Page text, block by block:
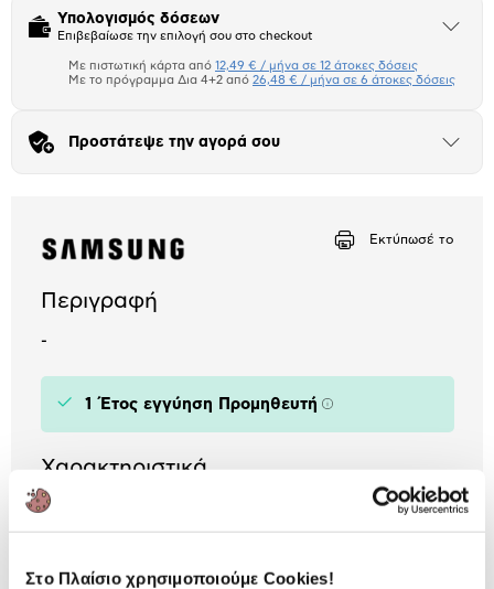
Στο Πλαίσιο χρησιμοποιούμε Cookies!
Υπολογισμός δόσεων
Επιβεβαίωσε την επιλογή σου στο checkout
Άνοιξε
Πιστωτική κάρτα
Με πιστωτική κάρτα από 12,49 € / μήνα σε 12 άτοκες δόσεις
Με το πρόγραμμα Δια 4+2 από 26,48 € / μήνα σε 6 άτοκες δόσεις
Προστάτεψε την αγορά σου
Άνοιξε
Εκτύπωσέ το
Περιγραφή
-
1 Έτος εγγύηση Προμηθευτή Πληροφορίες
Χαρακτηριστικά
έως 5 h